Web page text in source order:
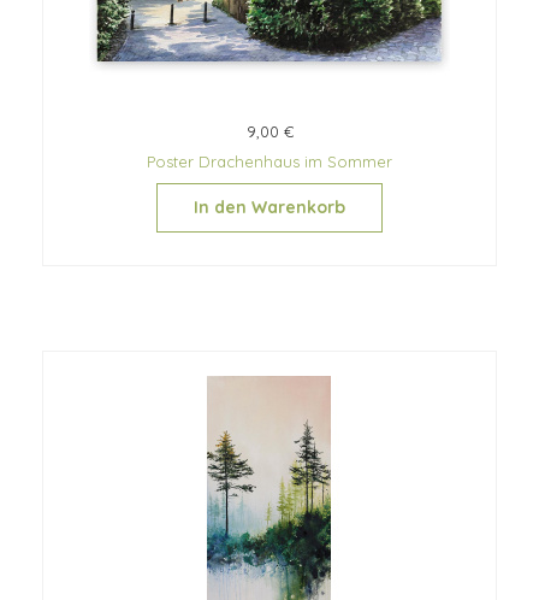
9,00 €
Poster Drachenhaus im Sommer
In den Warenkorb